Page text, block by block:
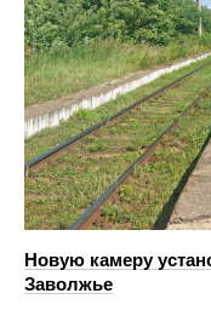
Новую камеру
Заволжье